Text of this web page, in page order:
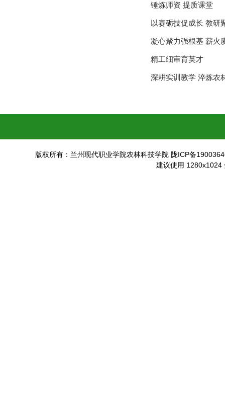
锤炼师资 提质课堂
以赛砺技促成长 教研
凝心聚力强根基 薪火
精工细审育英才
深耕实训教学 淬炼农
版权所有：兰州现代职业学院农林科技学院 陇ICP备
建议使用